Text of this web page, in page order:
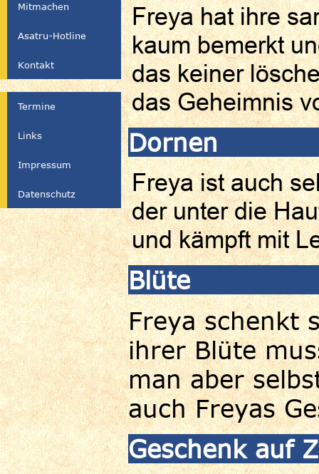
Freya hat ihre
kaum bemerkt
das keiner
das Geheimnis
Dornen
Freya ist auch
der unter die
und kämpft mit
Blüte
Freya schenkt
ihrer Blüte
man aber
auch Freyas
Geschenk auf
Mitmachen
Asatru-Hotline
Kontakt
Termine
Links
Impressum
Datenschutz